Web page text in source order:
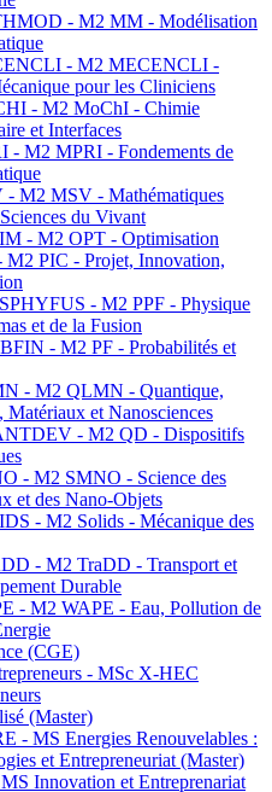
- M2 MM - Modélisation
- M2 MECENCLI -
pour les Cliniciens
- M2 MoChI - Chimie
et Interfaces
- M2 MPRI - Fondements de
M2 MSV - Mathématiques
du Vivant
- M2 OPT - Optimisation
M2 PIC - Projet, Innovation,
- M2 PPF - Physique
et de la Fusion
- M2 PF - Probabilités et
- M2 QLMN - Quantique,
Matériaux et Nanosciences
- M2 QD - Dispositifs
- M2 SMNO - Science des
et des Nano-Objets
- M2 Solids - Mécanique des
- M2 TraDD - Transport et
Durable
- M2 WAPE - Eau, Pollution de
(CGE)
- MSc X-HEC
(Master)
- MS Energies Renouvelables :
et Entrepreneuriat (Master)
Innovation et Entreprenariat